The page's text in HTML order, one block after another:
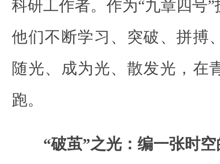
科研工作者。作为“九章四号
他们不断学习、突破、拼搏
随光、成为光、散发光，在
跑。
“破茧”之光：编一张时